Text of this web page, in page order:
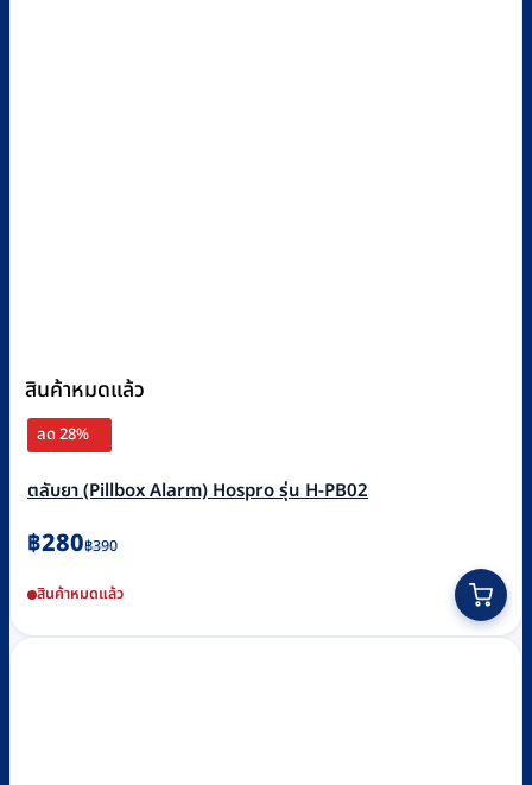
สินค้าหมดแล้ว
ลด 28%
ตลับยา (Pillbox Alarm) Hospro รุ่น H-PB02
฿390
Original
was:
฿390.
฿280
Current
is:
฿280.
สินค้าหมดแล้ว